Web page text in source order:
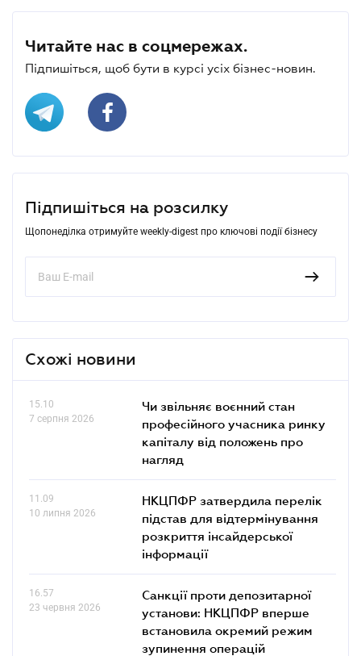
Читайте нас в соцмережах.
Підпишіться, щоб бути в курсі усіх бізнес-новин.
Підпишіться на розсилку
Щопонеділка отримуйте weekly-digest про ключові події бізнесу
Схожі новини
15.10
7 серпня 2026
Чи звільняє воєнний стан
професійного учасника ринку
капіталу від положень про
нагляд
11.09
10 липня 2026
НКЦПФР затвердила перелік
підстав для відтермінування
розкриття інсайдерської
інформації
16.57
23 червня 2026
Санкції проти депозитарної
установи: НКЦПФР вперше
встановила окремий режим
зупинення операцій